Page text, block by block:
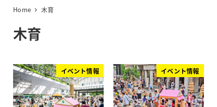
Home 木育
木育
イベント情報 イベント情報